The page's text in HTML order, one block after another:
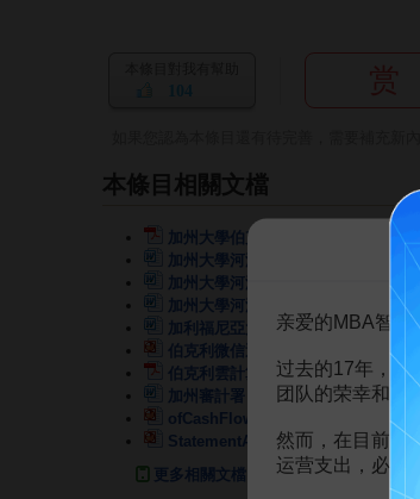
104
本條目相關文檔
加州大學伯克利分校專業學位培養模
加州大學河濱分校短期訪學項目
4頁
加州大學河濱分校短期訪學項目
4頁
加州大學河濱分校短期訪學項目
4頁
加利福尼亞大學伯克利分校_事實表
伯克利微信運營方案以及報價
22頁
伯克利雲計算白皮書 6頁
加州審計署：加州大學降低州外學
ofCashFlows(財務報表分析,加州大
StatementAnalysis(財務報表分析,加
更多相關文檔
亲爱的MBA智库
过去的17年，百
团队的荣幸和骄
然而，在目前越
运营支出，必然